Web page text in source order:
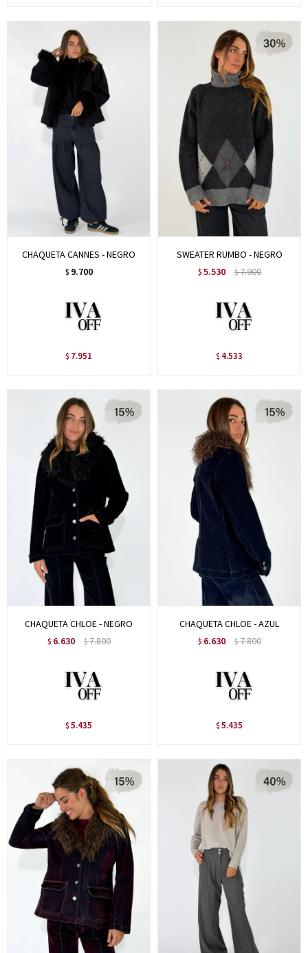
CHAQUETA CANNES - NEGRO
$ 9.700
$ 7.951
SWEATER RUMBO - NEGRO
$ 5.530 $7.900
$ 4.533
CHAQUETA CHLOE - NEGRO
$ 6.630 $7.800
$ 5.435
CHAQUETA CHLOE - AZUL
$ 6.630 $7.800
$ 5.435